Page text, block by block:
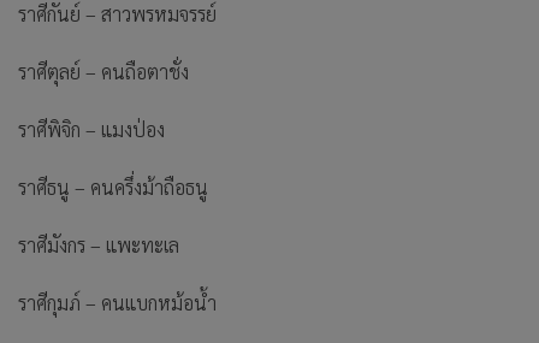
ราศีกันย์ – สาวพรหมจรรย์
ราศีตุลย์ – คนถือตาชั่ง
ราศีพิจิก – แมงป่อง
ราศีธนู – คนครึ่งม้าถือธนู
ราศีมังกร – แพะทะเล
ราศีกุมภ์ – คนแบกหม้อน้ำ